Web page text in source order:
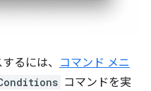
るには、 コマンド メニ
コマンドを実